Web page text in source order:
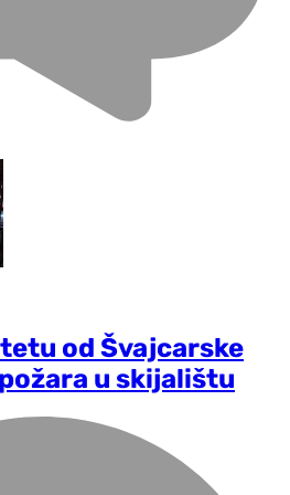
od Švajcarske
u skijalištu